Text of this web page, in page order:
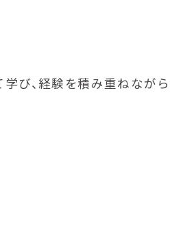
び、経験を積み重ねながら